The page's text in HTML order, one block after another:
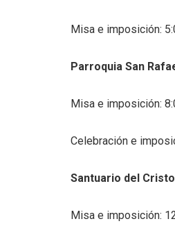
Misa e imposición:
Parroquia San
Misa e imposición:
Celebración e
Santuario del
Misa e imposición: